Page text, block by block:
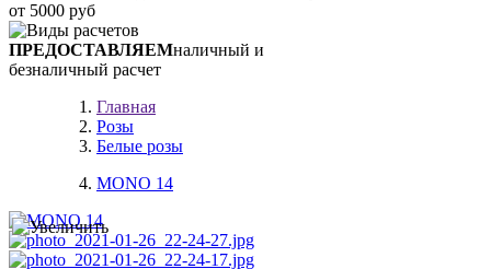
от 5000 руб
ПРЕДОСТАВЛЯЕМналичный и
безналичный расчет
Главная
Розы
Белые розы
MONO 14